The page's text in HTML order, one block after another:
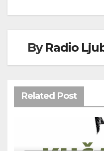
ByRadio
Related Post